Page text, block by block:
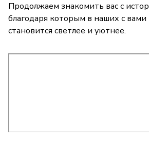
Продолжаем знакомить вас с
благодаря которым в наших с вами
становится светлее и уютнее.